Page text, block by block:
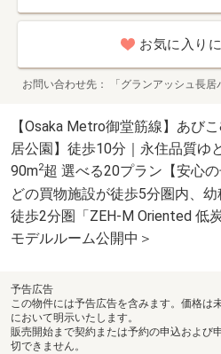
お気に入り
お問い合わせ先 「グランアッシュ長
【Osaka Metro御堂筋線】あび
居公園】徒歩10分｜永住品質ゆ
90m2超 選べる20プラン【安心
どの買物施設が徒歩5分圏内、
徒歩2分圏「ZEH-M Oriented 低
モデルルーム公開中＞
予告広告
この物件には予告広告を含みます。価格は
において明示いたします。
販売開始まで契約または予約の申込および
切できません。